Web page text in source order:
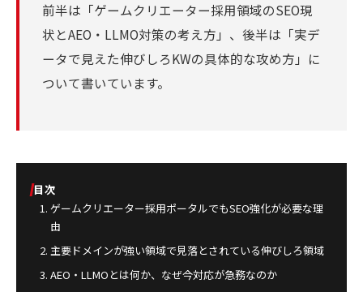
前半は「ゲームクリエーター採用領域のSEO現
状とAEO・LLMO対策の考え方」、後半は「実デ
ータで見えた伸びしろKWの具体的な攻め方」に
ついて書いています。
目次
ゲームクリエーター採用ポータルでもSEO強化が必要な理
由
主要ドメインが強い領域で見落とされている伸びしろ領域
AEO・LLMOとは何か、なぜ今対応が急務なのか